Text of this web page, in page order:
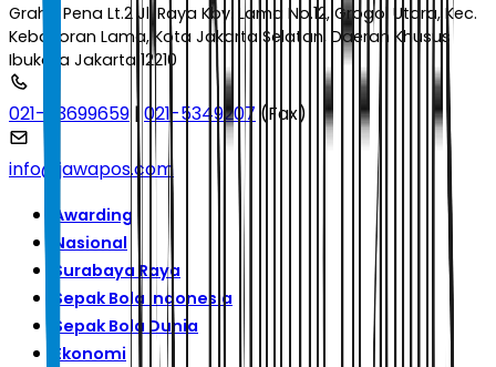
Graha Pena Lt.2 Jl. Raya Kby. Lama No.12, Grogol Utara, Kec.
Kebayoran Lama, Kota Jakarta Selatan, Daerah Khusus
Ibukota Jakarta 12210
021-53699659 | 021-5349207 (Fax)
info@jawapos.com
Awarding
Nasional
Surabaya Raya
Sepak Bola Indonesia
Sepak Bola Dunia
Ekonomi